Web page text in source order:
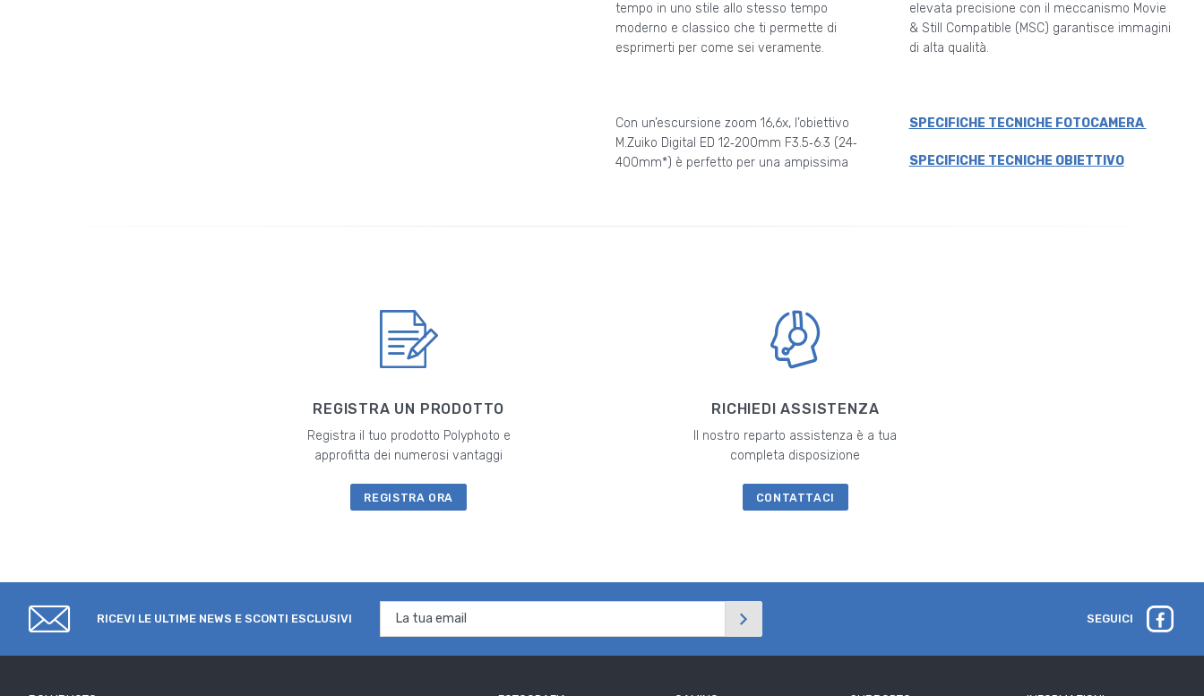
tempo in uno stile allo stesso tempo
moderno e classico che ti permette di
esprimerti per come sei veramente.
Con un’escursione zoom 16,6x, l’obiettivo
M.Zuiko Digital ED 12‐200mm F3.5‐6.3 (24‐
400mm*) è perfetto per una ampissima
elevata precisione con il meccanismo Movie
& Still Compatible (MSC) garantisce immagini
di alta qualità.
SPECIFICHE TECNICHE FOTOCAMERA
SPECIFICHE TECNICHE OBIETTIVO
REGISTRA UN PRODOTTO
Registra il tuo prodotto Polyphoto e
approfitta dei numerosi vantaggi
REGISTRA ORA
RICHIEDI ASSISTENZA
Il nostro reparto assistenza è a tua
completa disposizione
CONTATTACI
RICEVI LE ULTIME NEWS E SCONTI ESCLUSIVI SEGUICI